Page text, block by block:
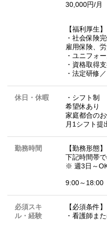
30,000円/月
【福利厚生】
・社会保険
雇用保険、労
・ユニフォ
・資格取得
・法定研修
休日・休暇
・シフト制
希望休あり
家庭都合の
月1シフト提
勤務時間
【勤務形態】
下記時間帯
※ 週3日～
9:00～18:00
必須スキ
ル・経験
【必須条件】
・看護師ま